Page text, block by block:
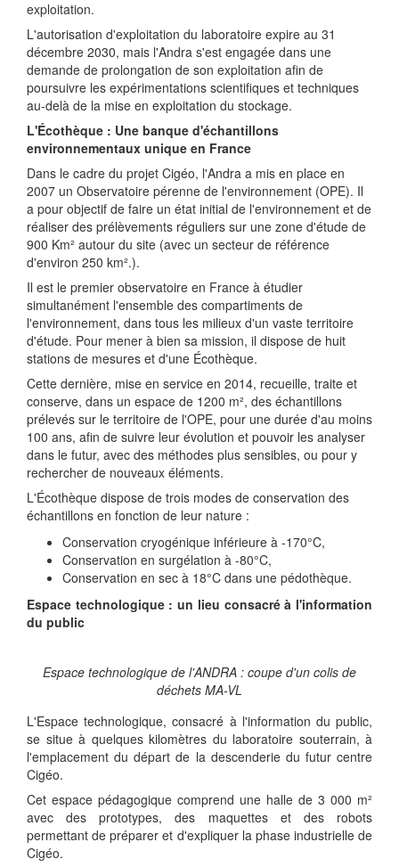
exploitation.
L'autorisation d'exploitation du laboratoire expire au 31
décembre 2030, mais l'Andra s'est engagée dans une
demande de prolongation de son exploitation afin de
poursuivre les expérimentations scientifiques et techniques
au-delà de la mise en exploitation du stockage.
L'Écothèque : Une banque d'échantillons
environnementaux unique en France
Dans le cadre du projet Cigéo, l'Andra a mis en place en
2007 un Observatoire pérenne de l'environnement (OPE). Il
a pour objectif de faire un état initial de l'environnement et de
réaliser des prélèvements réguliers sur une zone d'étude de
900 Km² autour du site (avec un secteur de référence
d'environ 250 km².).
Il est le premier observatoire en France à étudier
simultanément l'ensemble des compartiments de
l'environnement, dans tous les milieux d'un vaste territoire
d'étude. Pour mener à bien sa mission, il dispose de huit
stations de mesures et d'une Écothèque.
Cette dernière, mise en service en 2014, recueille, traite et
conserve, dans un espace de 1200 m², des échantillons
prélevés sur le territoire de l'OPE, pour une durée d'au moins
100 ans, afin de suivre leur évolution et pouvoir les analyser
dans le futur, avec des méthodes plus sensibles, ou pour y
rechercher de nouveaux éléments.
L'Écothèque dispose de trois modes de conservation des
échantillons en fonction de leur nature :
Conservation cryogénique inférieure à -170°C,
Conservation en surgélation à -80°C,
Conservation en sec à 18°C dans une pédothèque.
Espace technologique : un lieu consacré à l'information
du public
Espace technologique de l'ANDRA : coupe d'un colis de
déchets MA-VL
L'Espace technologique, consacré à l'information du public,
se situe à quelques kilomètres du laboratoire souterrain, à
l'emplacement du départ de la descenderie du futur centre
Cigéo.
Cet espace pédagogique comprend une halle de 3 000 m²
avec des prototypes, des maquettes et des robots
permettant de préparer et d'expliquer la phase industrielle de
Cigéo.